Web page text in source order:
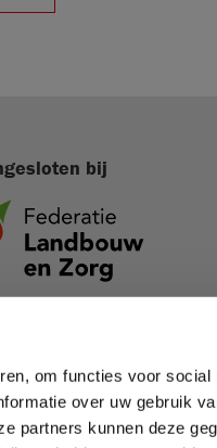
om functies voor social
over uw gebruik
partners kunnen deze
bij